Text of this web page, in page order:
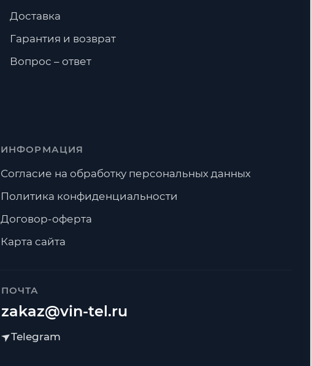
ПОЧТА
zakaz@vin-tel.ru
Доставка
Гарантия и возврат
Вопрос – ответ
ИНФОРМАЦИЯ
Согласие на обработку персональных данных
Политика конфиденциальности
Договор-оферта
Карта сайта